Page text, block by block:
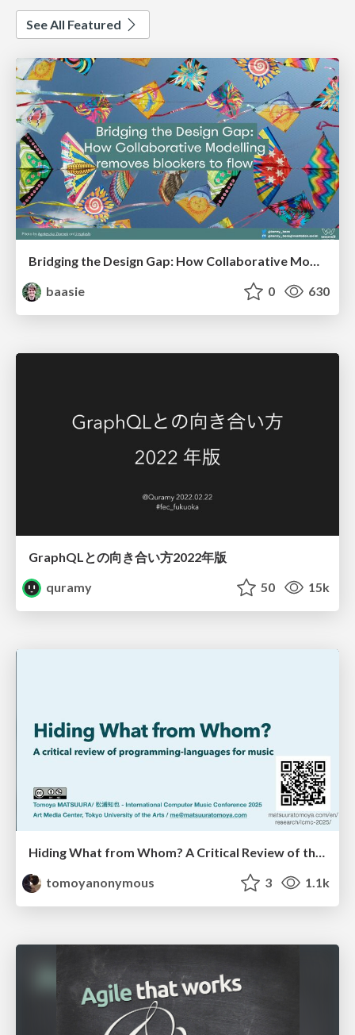
See All Featured
Bridging the Design Gap: How Collaborative Modelling removes blockers to flow between stakeholders and teams @FastFlow conf
baasie
0 630
GraphQLとの向き合い方2022年版
quramy
50 15k
Hiding What from Whom? A Critical Review of the History of Programming languages for Music
tomoyanonymous
3 1.1k